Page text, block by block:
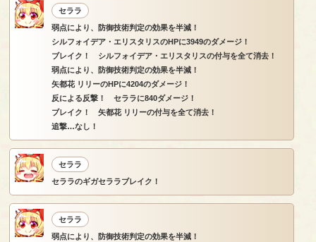
セララ
弱点により、防御技術判定の効果を半減！
シルフォイデア・エリスタリスのHPに3949のダメージ！
ブレイク！ シルフォイデア・エリスタリスの付与を全て消去！
弱点により、防御技術判定の効果を半減！
矢都花 リリーのHPに4204のダメージ！
反による反撃！ セララに840ダメージ！
ブレイク！ 矢都花 リリーの付与を全て消去！
追撃…なし！
セララ
セララのギガセララブレイク！
セララ
弱点により、防御技術判定の効果を半減！